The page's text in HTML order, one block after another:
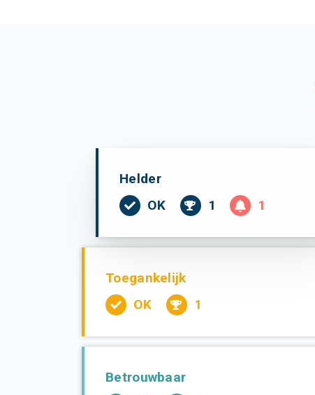
Helder
OK
1 1
Toegankelijk
OK
1
Betrouwbaar